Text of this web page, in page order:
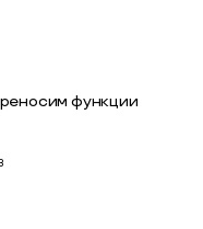
функции